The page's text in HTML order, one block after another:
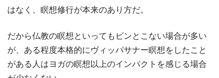
はなく、瞑想修行が本来のあり方だ。
だから仏教の瞑想といってもピンとこない場合が多い
が、ある程度本格的にヴィッパサナー瞑想をしたこと
がある人はヨガの瞑想以上のインパクトを感じる場合